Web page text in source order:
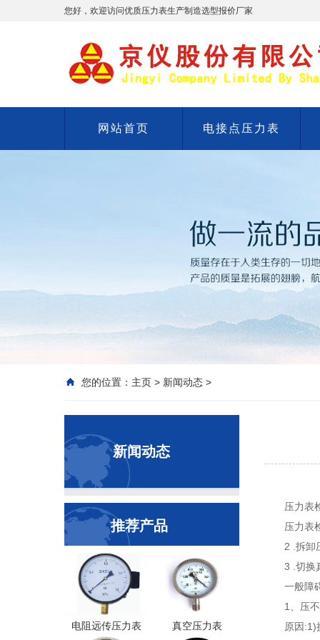
您好，欢迎访问优质压力表生产制造选型报价厂家
网站首页 电接点压力表
您的位置： 主页 > 新闻动态 >
新闻动态
推荐产品
电阻远传压力表 真空压力表
压力表
压力表
2 .拆卸
3 .切换
一般障
1、压
原因:1)